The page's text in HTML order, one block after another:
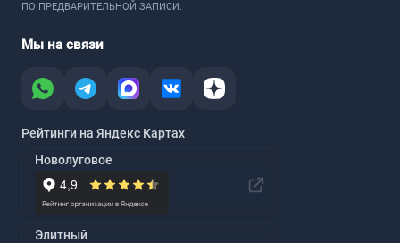
ПО ПРЕДВАРИТЕЛЬНОЙ ЗАПИСИ.
Мы на связи
Рейтинги на Яндекс Картах
Новолуговое
Элитный